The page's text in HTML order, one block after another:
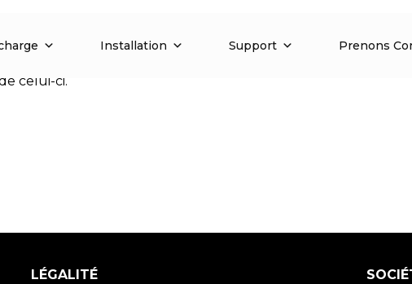
Installation Support Prenons
de votre chargeur, nous évitons la plupart du temps
savons quand la recharge va se terminer, nous réduisons la
celui-ci.
LÉGALITÉ